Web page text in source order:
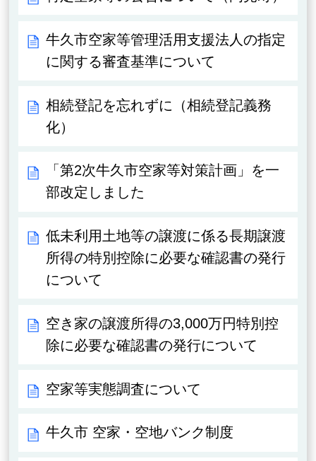
牛久市空家等管理活用支援法人の指定
に関する審査基準について
相続登記を忘れずに（相続登記義務
化）
「第2次牛久市空家等対策計画」を一
部改定しました
低未利用土地等の譲渡に係る長期譲渡
所得の特別控除に必要な確認書の発行
について
空き家の譲渡所得の3,000万円特別控
除に必要な確認書の発行について
空家等実態調査について
牛久市 空家・空地バンク制度